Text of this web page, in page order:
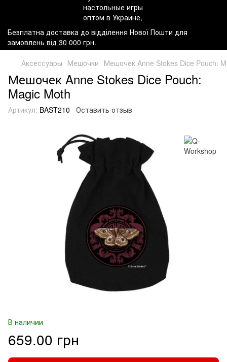
Безплатна доставка до відділення Нової Пошти для
замовлень від 30 000 грн.
Аксессуары Мешочки Мешочек Anne Stokes Dice Pouch:
Мешочек Anne Stokes Dice Pouch:
Magic Moth
Артикул: BAST210 Оставить отзыв
В наличии
659.00 грн